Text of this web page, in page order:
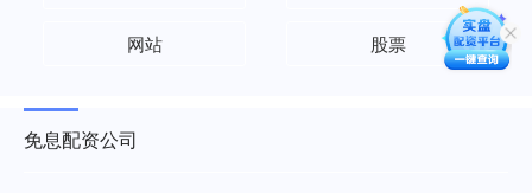
网站 股票
免息配资公司